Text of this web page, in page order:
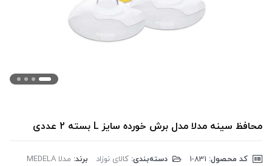
محافظ سینه مدلا مدل برش خورده سایز L بسته 2 عددی
کد محصول: دسته‌بندی: کالای نوزاد برند: مدلا MEDELA